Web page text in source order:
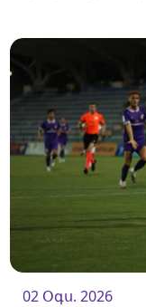
02 Օգս. 2026